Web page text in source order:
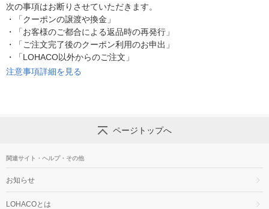
次の事項はお断りさせていただきます。
・
「クーポンの譲渡や換金」
・
「お客様のご都合による返品時の再発行」
・
「ご注文完了後のクーポン利用のお申出」
・
「LOHACO以外からのご注文」
注意事項詳細を見る
ページトップへ
関連サイト・ヘルプ・その他
お知らせ
LOHACOとは